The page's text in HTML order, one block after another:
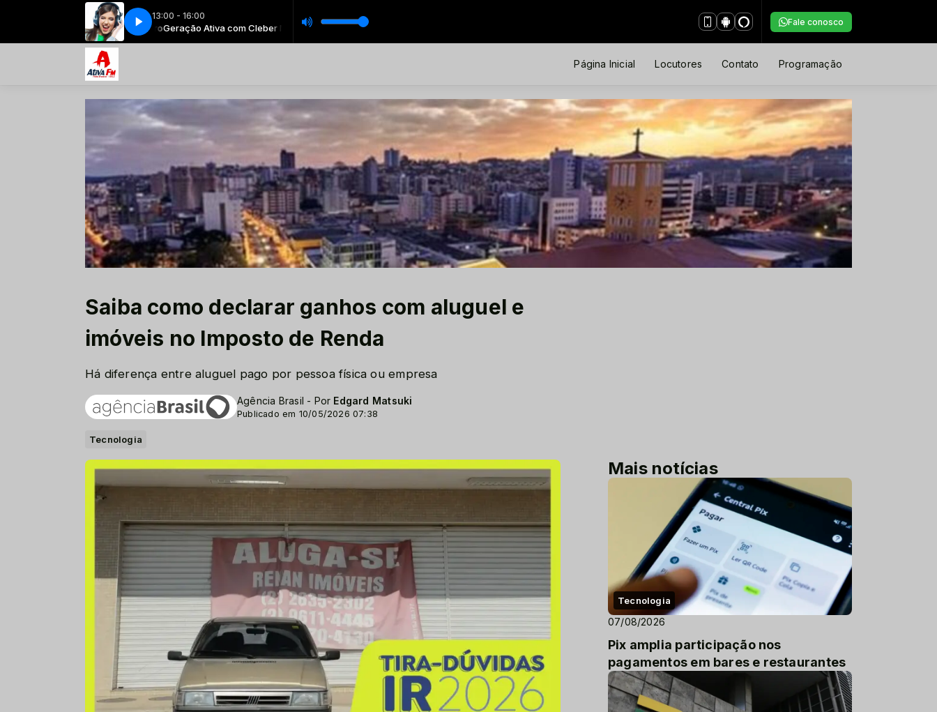
13:00 - 16:00
Ativa com Cleber Maçaneiro Geração Ativa com Cleber Maçaneiro
Fale conosco
Página Inicial Locutores Contato Programação
Saiba como declarar ganhos com aluguel e
imóveis no Imposto de Renda
Há diferença entre aluguel pago por pessoa física ou empresa
Agência Brasil - Por Edgard Matsuki
Publicado em 10/05/2026 07:38
Tecnologia
Mais notícias
Tecnologia
07/08/2026
Pix amplia participação nos
pagamentos em bares e restaurantes